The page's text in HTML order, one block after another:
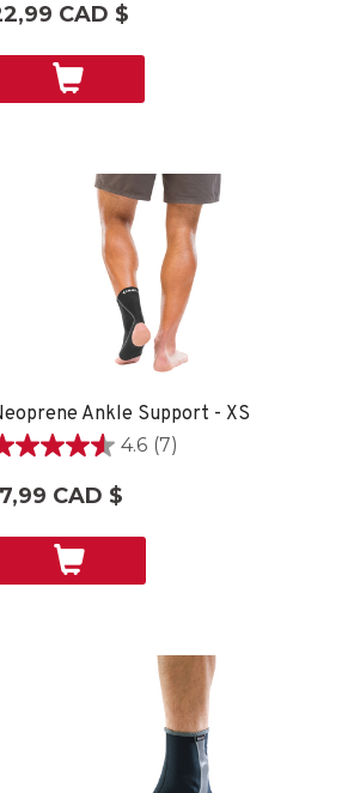
évaluation
CAD $
Ankle Support - XS
4.6 (7)
évaluations
CAD $